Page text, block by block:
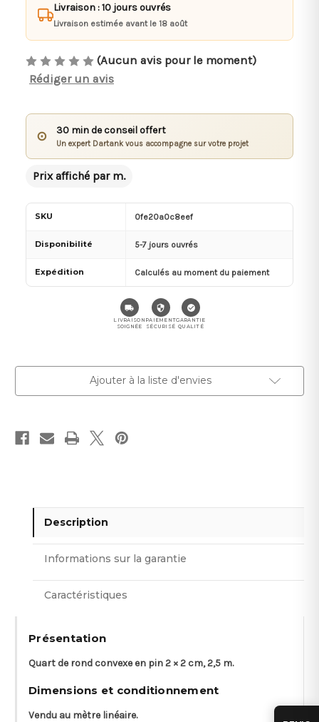
Livraison : 10 jours ouvrés
Livraison estimée avant le 18 août
(Aucun avis pour le moment)
Rédiger un avis
⊙ 30 min de conseil offert
Un expert Dartank vous accompagne sur votre projet
Prix affiché par m.
SKU 0fe20a0c8eef
Disponibilité 5-7 jours ouvrés
Expédition Calculés au moment du paiement
LIVRAISON
SOIGNÉE
PAIEMENT
SÉCURISÉ
GARANTIE
QUALITÉ
Ajouter à la liste d'envies
Description
Informations sur la garantie
Caractéristiques
Présentation
Quart de rond convexe en pin 2 × 2 cm, 2,5 m.
Dimensions et conditionnement
Vendu au mètre linéaire.